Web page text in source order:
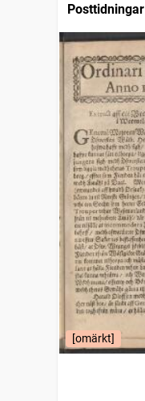
Posttidningar
[omärkt]